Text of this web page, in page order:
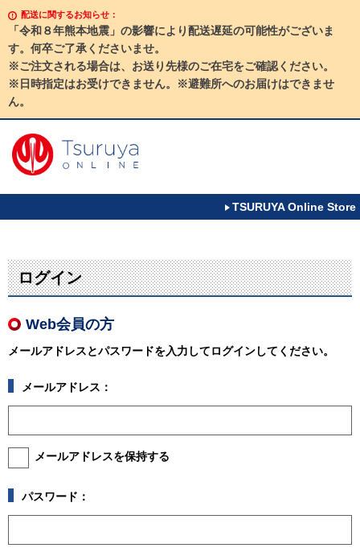
配送に関するお知らせ：
「令和８年熊本地震」の影響により配送遅延の可能性がございま
す。何卒ご了承くださいませ。
※ご注文される場合は、お送り先様のご在宅をご確認ください。
※日時指定はお受けできません。※避難所へのお届けはできませ
ん。
TSURUYA Online Store
ログイン
Web会員の方
メールアドレスとパスワードを入力してログインしてください。
メールアドレス：
メールアドレスを保持する
パスワード：